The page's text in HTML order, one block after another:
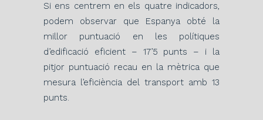
Si ens centrem en els quatre indicadors,
podem observar que Espanya obté la
millor puntuació en les polítiques
d’edificació eficient – 17’5 punts – i la
pitjor puntuació recau en la mètrica que
mesura l’eficiència del transport amb 13
punts.